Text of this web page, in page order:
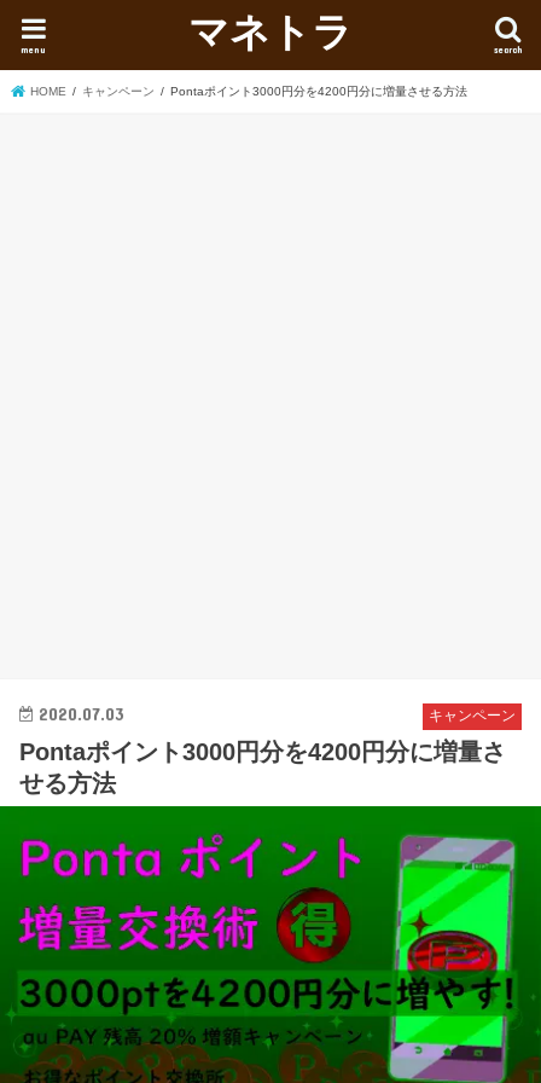
マネトラ search
menu
HOME キャンペーン Pontaポイント3000円分を4200円分に増量させる方法
キャンペーン
2020.07.03
Pontaポイント3000円分を4200円分に増量さ
せる方法